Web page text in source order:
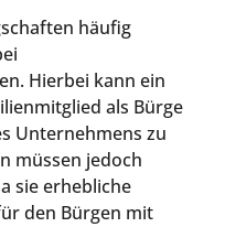
häufig
Hierbei kann ein
als Bürge
Unternehmens zu
müssen jedoch
sie erhebliche
den Bürgen mit